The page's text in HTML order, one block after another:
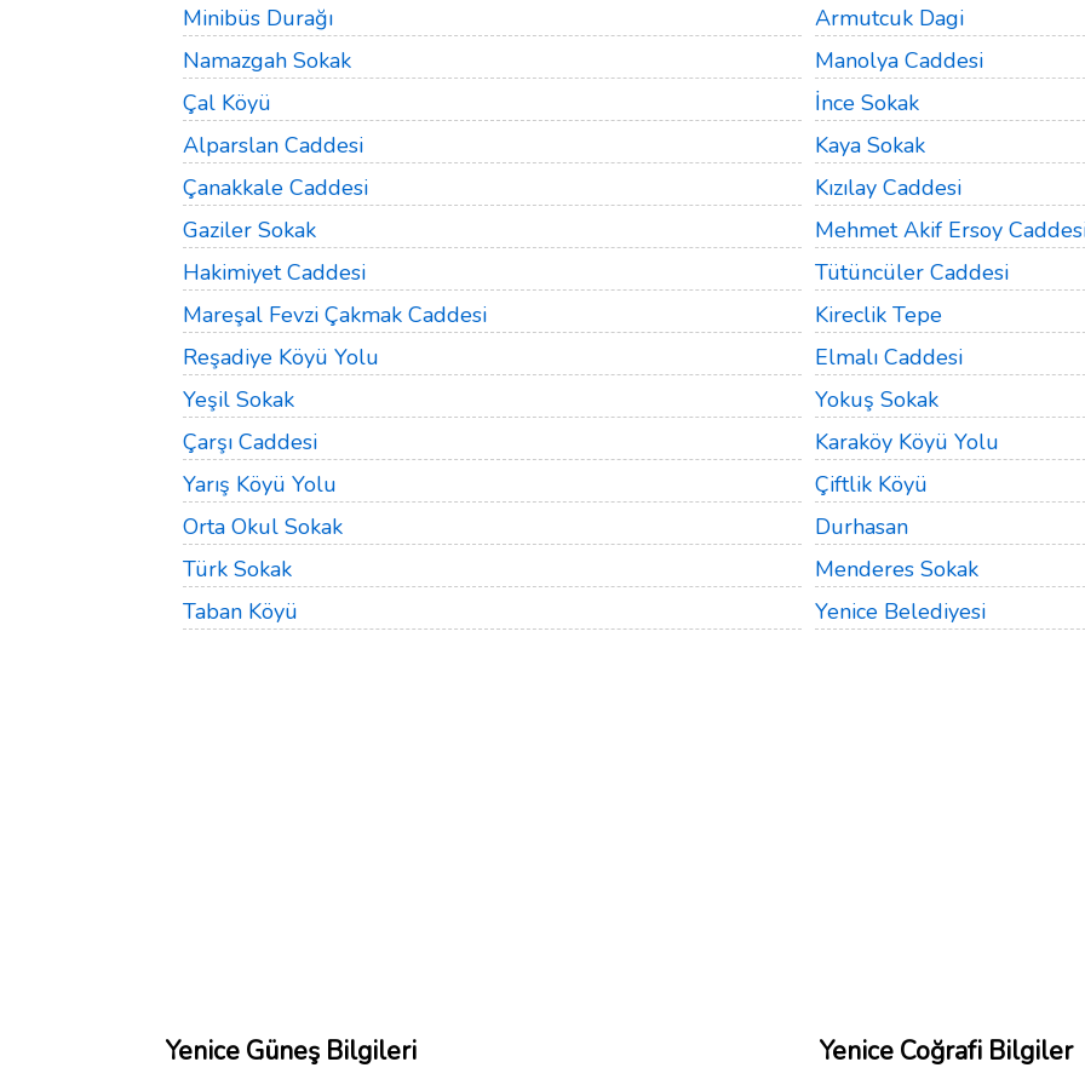
Minibüs Durağı
Armutcuk Dagi
Namazgah Sokak
Manolya Caddesi
Çal Köyü
İnce Sokak
Alparslan Caddesi
Kaya Sokak
Çanakkale Caddesi
Kızılay Caddesi
Gaziler Sokak
Mehmet Akif Ersoy
Hakimiyet Caddesi
Tütüncüler Caddesi
Mareşal Fevzi Çakmak Caddesi
Kireclik Tepe
Reşadiye Köyü Yolu
Elmalı Caddesi
Yeşil Sokak
Yokuş Sokak
Çarşı Caddesi
Karaköy Köyü Yolu
Yarış Köyü Yolu
Çiftlik Köyü
Orta Okul Sokak
Durhasan
Türk Sokak
Menderes Sokak
Taban Köyü
Yenice Belediyesi
Yenice Güneş Bilgileri Yenice Coğrafi Bilgiler